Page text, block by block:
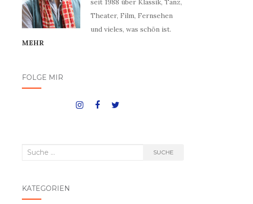
seit 1988 über Klassik, Tanz,
Theater, Film, Fernsehen
und vieles, was schön ist.
MEHR
FOLGE MIR
Suche
SUCHE
KATEGORIEN